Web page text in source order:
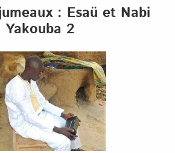
: Esaü et Nabi
Yakouba 2